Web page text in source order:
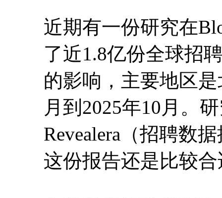
近期有一份研究在
了近1.8亿份全球招
的影响，主要地区
月到2025年10月。
Revealera（招聘数
这份报告还是比较